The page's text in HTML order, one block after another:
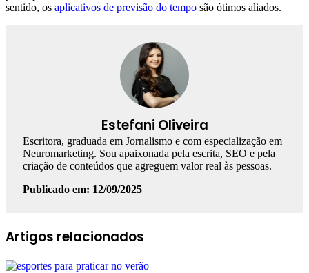
sentido, os aplicativos de previsão do tempo são ótimos aliados.
Estefani Oliveira
Escritora, graduada em Jornalismo e com especialização em
Neuromarketing. Sou apaixonada pela escrita, SEO e pela
criação de conteúdos que agreguem valor real às pessoas.
Publicado em: 12/09/2025
Facebook
Linkedin
WhatsApp
Telegram
Artigos relacionados